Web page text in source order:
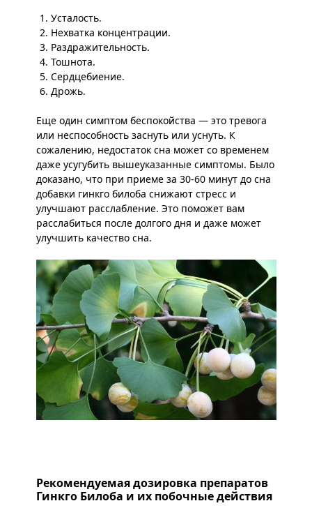
Усталость.
Нехватка концентрации.
Раздражительность.
Тошнота.
Сердцебиение.
Дрожь.
Еще один симптом беспокойства — это тревога
или неспособность заснуть или уснуть. К
сожалению, недостаток сна может со временем
даже усугубить вышеуказанные симптомы. Было
доказано, что при приеме за 30-60 минут до сна
добавки гинкго билоба снижают стресс и
улучшают расслабление. Это поможет вам
расслабиться после долгого дня и даже может
улучшить качество сна.
Рекомендуемая дозировка препаратов
Гинкго Билоба и их побочные действия